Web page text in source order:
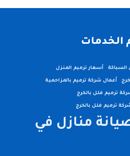
الخدمات
السباكة أسعار ترميم المنزل
أعمال شركة ترميم بالمزاحمية
ترميم فلل بالخرج
ترميم فلل بالخرج
منازل في